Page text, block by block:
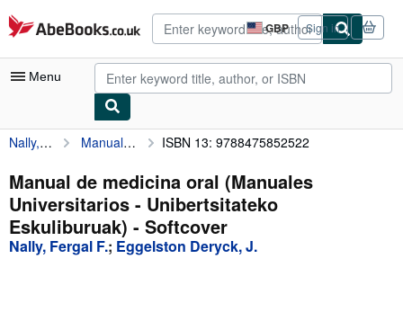
Skip to main content
AbeBooks.co.uk GBP
Site
shopping
preferences
Sign in
Menu
My Account
My Purchases
Advanced Search
Browse Collections
Nally, Fergal F. Manual de medicina oral (Manuales Universitarios - Unibertsitateko Eskuliburuak) ISBN 13: 9788475852522
Manual de medicina oral (Manuales
Universitarios - Unibertsitateko
Eskuliburuak) - Softcover
Nally, Fergal F.; Eggelston Deryck, J.